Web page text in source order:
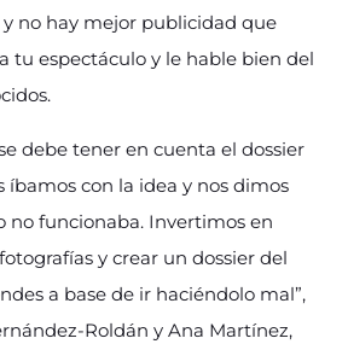
no hay mejor publicidad que
tu espectáculo y le hable bien del
debe tener en cuenta el dossier
íbamos con la idea y nos dimos
no funcionaba. Invertimos en
y crear un dossier del
a base de ir haciéndolo mal”,
Roldán y Ana Martínez,